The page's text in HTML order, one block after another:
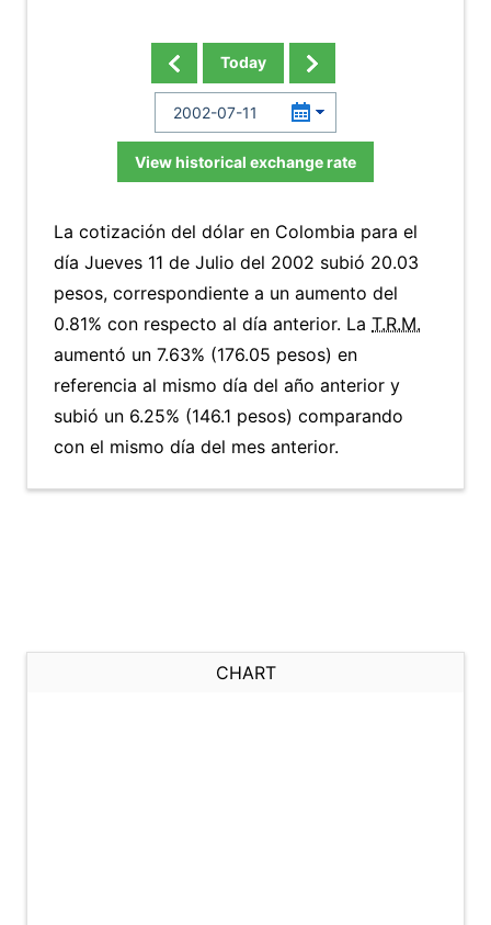
Today
View historical exchange rate
La cotización del dólar en Colombia para el
día Jueves 11 de Julio del 2002 subió 20.03
pesos, correspondiente a un aumento del
0.81% con respecto al día anterior. La T.R.M.
aumentó un 7.63% (176.05 pesos) en
referencia al mismo día del año anterior y
subió un 6.25% (146.1 pesos) comparando
con el mismo día del mes anterior.
CHART